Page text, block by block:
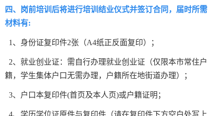
四、岗前培训后将进行培训结业仪式并签订合同，届时所需
材料有:
1、身份证复印件2张（A4纸正反面复印）；
2、就业创业证：需自行办理就业创业证（仅限本市常住户
籍，学生集体户口无需办理，户籍所在地街道办理）；
3、户口本复印件(首页及本人页)或户籍证明；
4、学历学位证原件与复印件（请在复印件下方空白处写上